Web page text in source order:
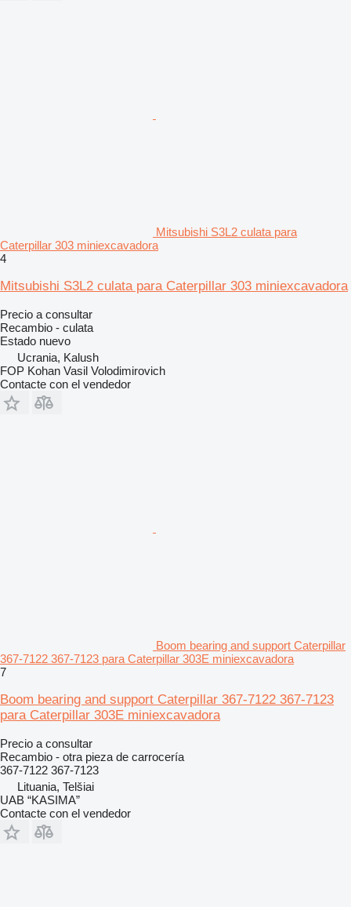
Mitsubishi S3L2 culata para
Caterpillar 303 miniexcavadora
4
Mitsubishi S3L2 culata para Caterpillar 303 miniexcavadora
Precio a consultar
Recambio - culata
Estado nuevo
Ucrania, Kalush
FOP Kohan Vasil Volodimirovich
Contacte con el vendedor
Boom bearing and support Caterpillar
367-7122 367-7123 para Caterpillar 303E miniexcavadora
7
Boom bearing and support Caterpillar 367-7122 367-7123
para Caterpillar 303E miniexcavadora
Precio a consultar
Recambio - otra pieza de carrocería
367-7122 367-7123
Lituania, Telšiai
UAB “KASIMA”
Contacte con el vendedor